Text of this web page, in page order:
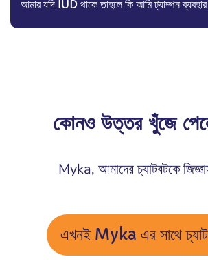
আমার যদি IUD থাকে তাহলে কি আমি ট্যাম্পন
কোনও উত্তর খুঁজে
Myka, আমাদের চ্যাটবটকে
এখনই Myka এর সাথে